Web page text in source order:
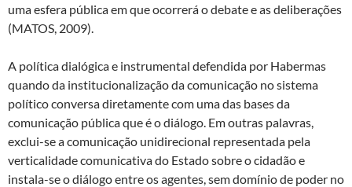
uma esfera pública em que ocorrerá o debate e as deliberações
(MATOS, 2009).
A política dialógica e instrumental defendida por Habermas
quando da institucionalização da comunicação no sistema
político conversa diretamente com uma das bases da
comunicação pública que é o diálogo. Em outras palavras,
exclui-se a comunicação unidirecional representada pela
verticalidade comunicativa do Estado sobre o cidadão e
instala-se o diálogo entre os agentes, sem domínio de poder no